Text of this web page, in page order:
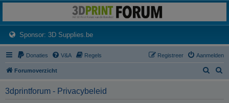
Het 3D print forum van de Benelux na de sluiting van 3dprintforum.nl
Sponsor: 3D Supplies.be(Opens a new tab)
Donaties V&A Regels Aanmelden
Registreer
Forumoverzicht
3dprintforum - Privacybeleid